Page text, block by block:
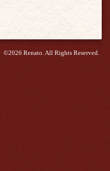
©2026 Renato. All Rights Reserved.